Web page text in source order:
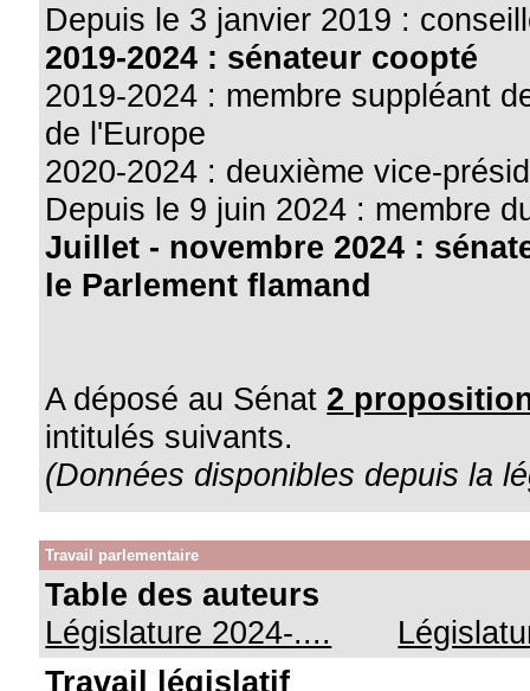
Depuis le 3 janvier 2019 :
2019-2024 : sénateur coopté
2019-2024 : membre suppléant
de l'Europe
2020-2024 : deuxième vice-
Depuis le 9 juin 2024 : membre
Juillet - novembre 2024 :
le Parlement flamand
A déposé au Sénat 2
intitulés suivants.
(Données disponibles depuis la
Travail parlementaire
Table des auteurs
Législature 2024-....
Travail législatif